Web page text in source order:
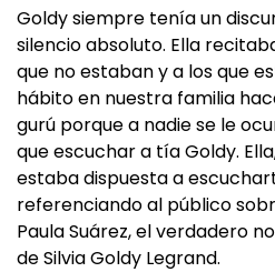
Goldy siempre tenía un
silencio absoluto. Ella
que no estaban y a los que
hábito en nuestra familia
gurú porque a nadie se le
que escuchar a tía Goldy.
estaba dispuesta a
referenciando al público
Paula Suárez, el verdadero
de Silvia Goldy Legrand.